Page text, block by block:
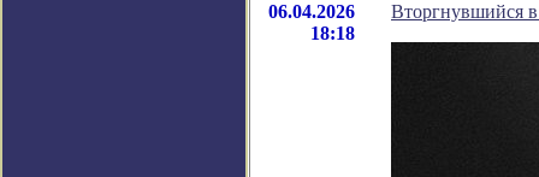
06.04.2026
18:18
Вторгнувшийся